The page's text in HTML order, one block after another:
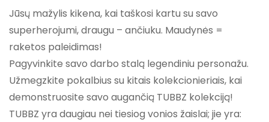
Jūsų mažylis kikena, kai taškosi kartu su savo
superherojumi, draugu – ančiuku. Maudynės =
raketos paleidimas!
Pagyvinkite savo darbo stalą legendiniu personažu.
Užmegzkite pokalbius su kitais kolekcionieriais, kai
demonstruosite savo augančią TUBBZ kolekciją!
TUBBZ yra daugiau nei tiesiog vonios žaislai; jie yra: